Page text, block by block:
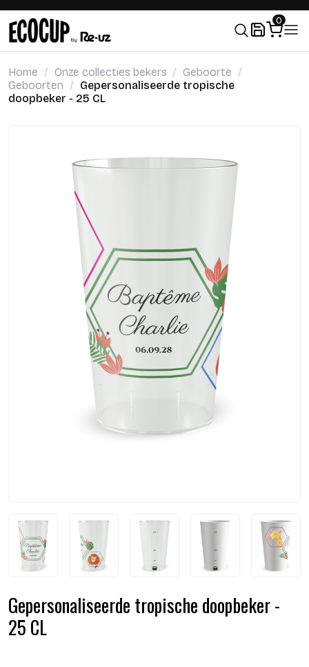
0
Home Onze collecties bekers
Geboorte
Geboorten
Gepersonaliseerde tropische
doopbeker - 25 CL
Gepersonaliseerde tropische doopbeker -
25 CL